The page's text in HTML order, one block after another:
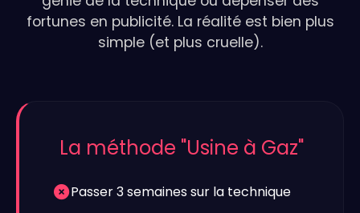
fortunes en publicité. La réalité est bien plus
simple (et plus cruelle).
La méthode "Usine à Gaz"
Passer 3 semaines sur la technique